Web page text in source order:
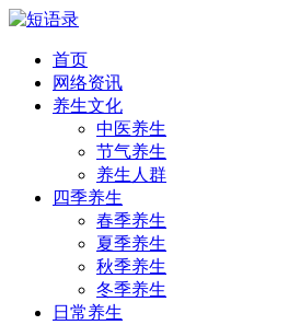
首页
网络资讯
养生文化
中医养生
节气养生
养生人群
四季养生
春季养生
夏季养生
秋季养生
冬季养生
日常养生